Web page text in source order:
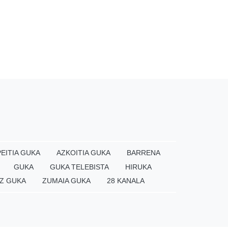
GUKA AZKOITIA GUKA
BARRENA
GUKA
GUKA TELEBISTA
HIRUKA
GUKA
ZUMAIA GUKA 28 KANALA